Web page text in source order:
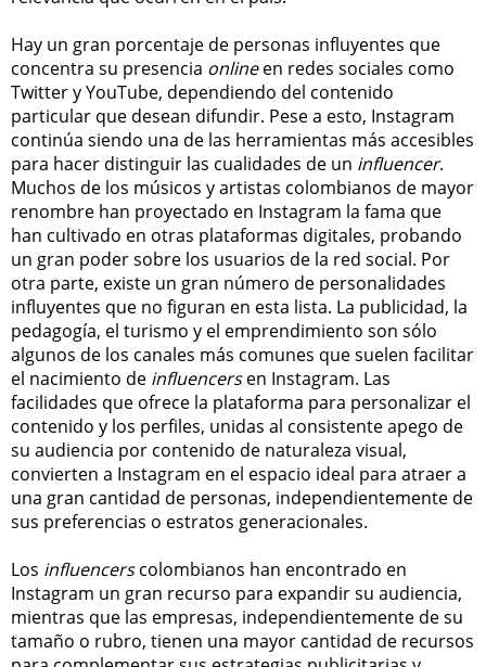
Hay un gran porcentaje de personas influyentes que
concentra su presencia onlineen redes sociales como
Twitter y YouTube, dependiendo del contenido
particular que desean difundir. Pese a esto, Instagram
continúa siendo una de las herramientas más accesibles
para hacer distinguir las cualidades de un influencer.
Muchos de los músicos y artistas colombianos de mayor
renombre han proyectado en Instagram la fama que
han cultivado en otras plataformas digitales, probando
un gran poder sobre los usuarios de la red social. Por
otra parte, existe un gran número de personalidades
influyentes que no figuran en esta lista. La publicidad, la
pedagogía, el turismo y el emprendimiento son sólo
algunos de los canales más comunes que suelen facilitar
el nacimiento de influencersen Instagram. Las
facilidades que ofrece la plataforma para personalizar el
contenido y los perfiles, unidas al consistente apego de
su audiencia por contenido de naturaleza visual,
convierten a Instagram en el espacio ideal para atraer a
una gran cantidad de personas, independientemente de
sus preferencias o estratos generacionales.
Los influencerscolombianos han encontrado en
Instagram un gran recurso para expandir su audiencia,
mientras que las empresas, independientemente de su
tamaño o rubro, tienen una mayor cantidad de recursos